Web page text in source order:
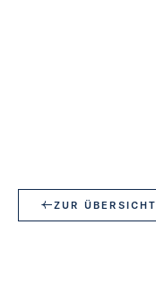
ZUR ÜBERSICHT